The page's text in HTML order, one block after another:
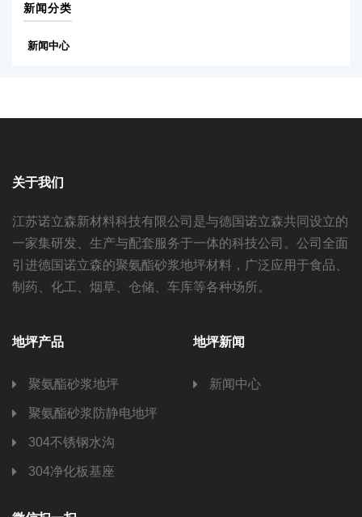
新闻分类
新闻中心
关于我们
江苏诺立森新材料科技有限公司是与德国诺立森共同设立的
一家集研发、生产与配套服务于一体的科技公司。公司全面
引进德国诺立森的聚氨酯砂浆地坪材料，广泛应用于食品、
制药、化工、烟草、仓储、车库等各种场所。
地坪产品
聚氨酯砂浆地坪
聚氨酯砂浆防静电地坪
304不锈钢水沟
304净化板基座
地坪新闻
新闻中心